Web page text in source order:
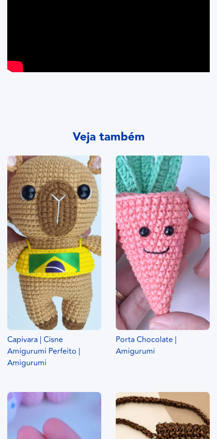
Veja também
Capivara | Cisne
Amigurumi Perfeito |
Amigurumi
Porta Chocolate |
Amigurumi